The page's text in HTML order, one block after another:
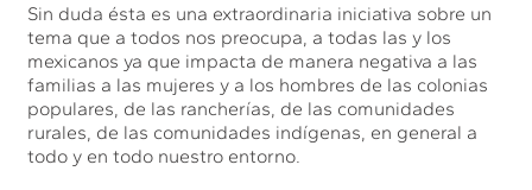
Sin duda ésta es una extraordinaria iniciativa sobre un
tema que a todos nos preocupa, a todas las y los
mexicanos ya que impacta de manera negativa a las
familias a las mujeres y a los hombres de las colonias
populares, de las rancherías, de las comunidades
rurales, de las comunidades indígenas, en general a
todo y en todo nuestro entorno.